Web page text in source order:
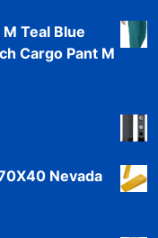
Teal Blue
Cargo Pant M
Nevada